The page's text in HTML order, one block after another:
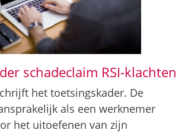
schadeclaim RSI-klachten
het toetsingskader. De
als een werknemer
het uitoefenen van zijn